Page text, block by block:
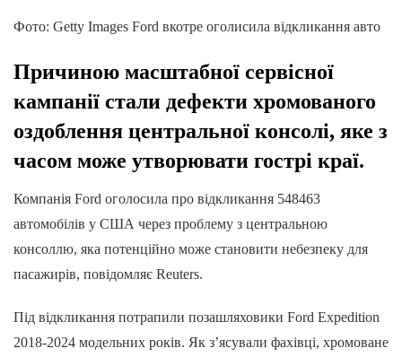
Фото: Getty Images Ford вкотре оголисила відкликання авто
Причиною масштабної сервісної
кампанії стали дефекти хромованого
оздоблення центральної консолі, яке з
часом може утворювати гострі краї.
Компанія Ford оголосила про відкликання 548463
автомобілів у США через проблему з центральною
консоллю, яка потенційно може становити небезпеку для
пасажирів, повідомляє Reuters.
Під відкликання потрапили позашляховики Ford Expedition
2018-2024 модельних років. Як з’ясували фахівці, хромоване